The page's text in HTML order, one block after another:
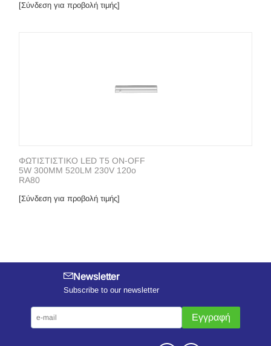
[Σύνδεση για προβολή τιμής]
ΦΩΤΙΣΤΙΣΤΙΚΟ LED T5 ON-OFF
5W 300MM 520LM 230V 120o
RA80
[Σύνδεση για προβολή τιμής]
Newsletter
Subscribe to our newsletter
Εγγραφή